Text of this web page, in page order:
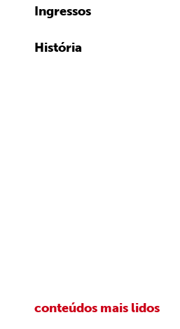
Ingressos
História
conteúdos mais lidos